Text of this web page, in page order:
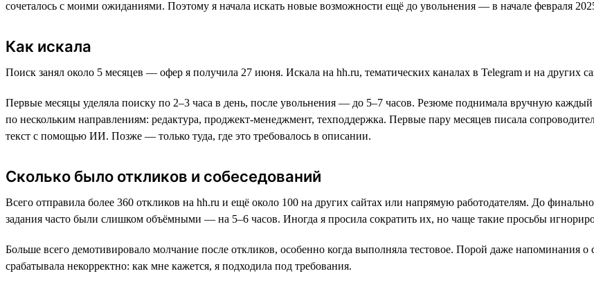
сочеталось с моими ожиданиями. Поэтому я начала искать новые возможности ещё до увольнения — в начале февраля
Как искала
Поиск занял около 5 месяцев — офер я получила 27 июня. Искала на hh.ru, тематических каналах в Telegram и на других
Первые месяцы уделяла поиску по 2–3 часа в день, после увольнения — до 5–7 часов. Резюме поднимала вручную
по нескольким направлениям: редактура, проджект-менеджмент, техподдержка. Первые пару месяцев писала
текст с помощью ИИ. Позже — только туда, где это требовалось в описании.
Сколько было откликов и собеседований
Всего отправила более 360 откликов на hh.ru и ещё около 100 на других сайтах или напрямую работодателям. До
задания часто были слишком объёмными — на 5–6 часов. Иногда я просила сократить их, но чаще такие просьбы
Больше всего демотивировало молчание после откликов, особенно когда выполняла тестовое. Порой даже напоминания
срабатывала некорректно: как мне кажется, я подходила под требования.